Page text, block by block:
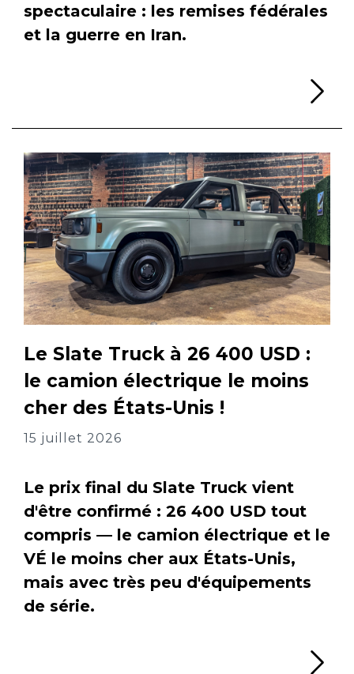
spectaculaire : les remises fédérales
et la guerre en Iran.
Le Slate Truck à 26 400 USD :
le camion électrique le moins
cher des États-Unis !
15 juillet 2026
Le prix final du Slate Truck vient
d'être confirmé : 26 400 USD tout
compris — le camion électrique et le
VÉ le moins cher aux États-Unis,
mais avec très peu d'équipements
de série.